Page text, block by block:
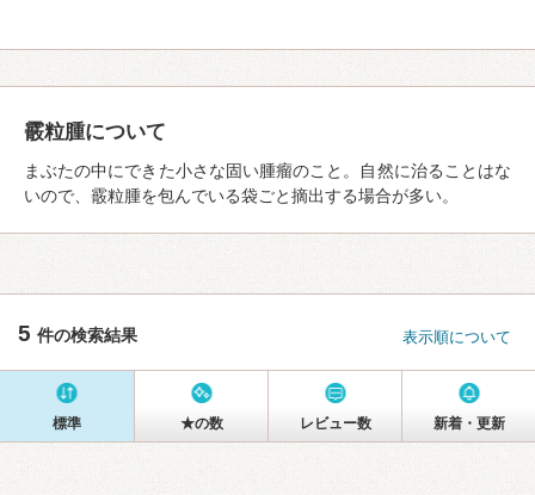
霰粒腫について
まぶたの中にできた小さな固い腫瘤のこと。自然に治ることはな
いので、霰粒腫を包んでいる袋ごと摘出する場合が多い。
5 件の検索結果 表示順について
標準 ★の数 レビュー数 新着・更新